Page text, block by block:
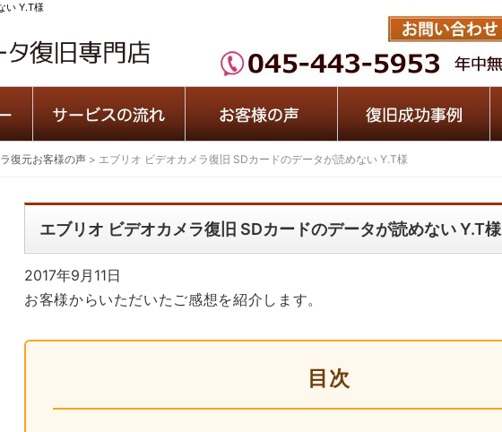
い Y.T様
復元お客様の声 > エブリオ ビデオカメラ復旧 SDカードのデータが読めない Y.T様
エブリオ ビデオカメラ復旧 SDカードのデータが読めない Y.T様
2017年9月11日
お客様からいただいたご感想を紹介します。
目次